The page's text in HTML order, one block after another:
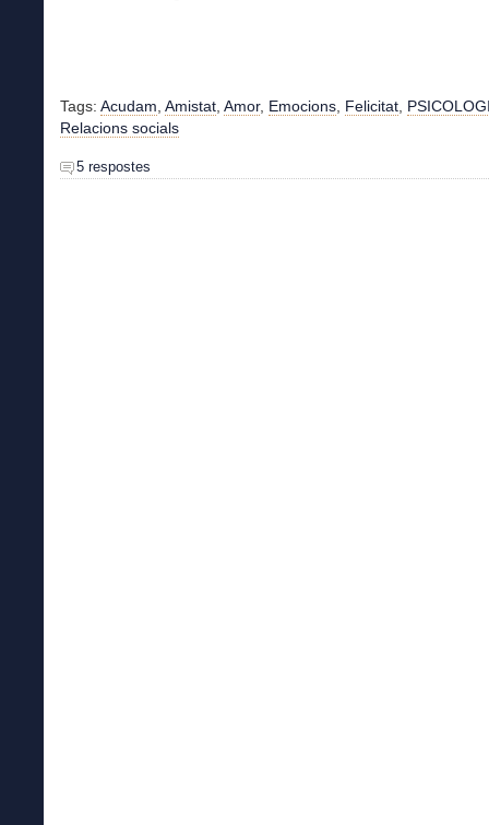
Tags: Acudam Amistat Amor, Emocions Felicitat
Relacions socials
5 respostes